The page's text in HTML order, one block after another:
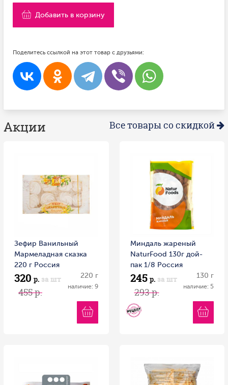
Добавить в корзину
Поделитесь ссылкой на этот товар с друзьями:
Акции Все товары со скидкой
Зефир Ванильный
Мармеладная сказка
220 г Россия
320 р. за шт
455 р.
220 г
наличие: 9
Миндаль жареный
NaturFood 130г дой-
пак 1/8 Россия
245 р. за шт
293 р.
130 г
наличие: 5